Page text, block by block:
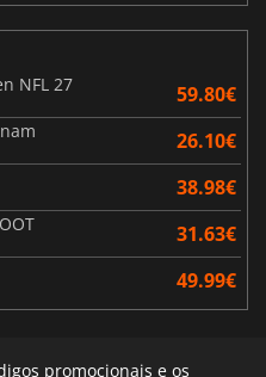
NFL 27
59.80€
26.10€
38.98€
31.63€
49.99€
promocionais e os